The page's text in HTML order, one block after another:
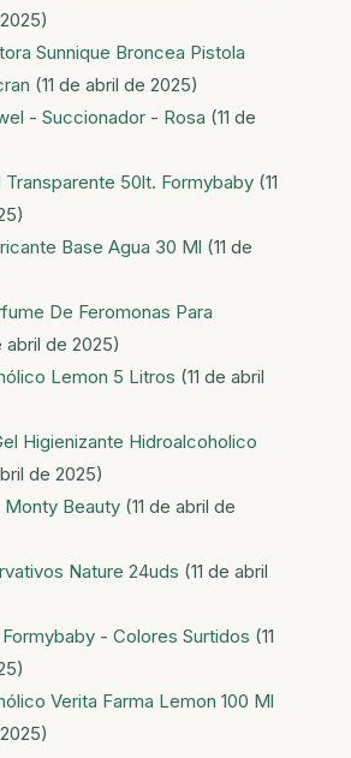
Sunnique Broncea Pistola
(11 de abril de 2025)
- Succionador - Rosa (11 de
Transparente 50lt. Formybaby (11
Base Agua 30 Ml (11 de
De Feromonas Para
abril de 2025)
Lemon 5 Litros (11 de abril
Higienizante Hidroalcoholico
de 2025)
Monty Beauty (11 de abril de
Nature 24uds (11 de abril
- Colores Surtidos (11
Verita Farma Lemon 100 Ml